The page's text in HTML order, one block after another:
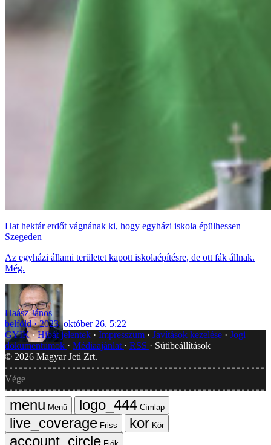
Hat hektár erdőt vágnának ki, hogy egyházi iskola épülhessen
Szegeden
Az egyházi állami területet kapott iskolaépítésre, de ott fák állnak.
Még.
Haász János
belföld
2023. október 26. 5:22
GYIK Hibát jelentek Impresszum Javítások kezelése
Jogi
dokumentumok
Médiaajánlat RSS
Sütibeállítások
© 2026 Magyar Jeti Zrt.
Vége
Menü
Címlap
Friss
Kör